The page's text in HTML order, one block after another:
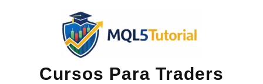
Cursos Para Traders